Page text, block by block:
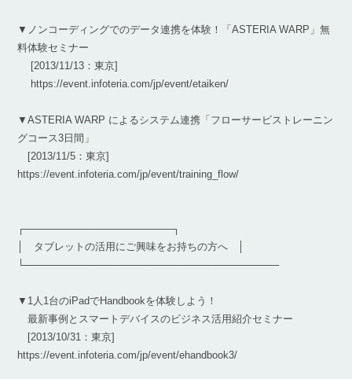
▼ノンコーディングでのデータ連携を体験！「ASTERIA WARP」無
料体験セミナー
[2013/11/13：東京]
https://event.infoteria.com/jp/event/etaiken/
▼ASTERIA WARP によるシステム連携「フローサービストレーニン
グコース3日間」
[2013/11/5：東京]
https://event.infoteria.com/jp/event/training_flow/
┌─────────────────────┐
│ タブレットの活用にご興味をお持ちの方へ │
└────────────────────────────────────
▼1人1台のiPadでHandbookを体験しよう！
最新事例とスマートデバイスのビジネス活用紹介セミナー
[2013/10/31：東京]
https://event.infoteria.com/jp/event/ehandbook3/